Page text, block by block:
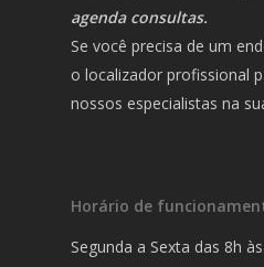
agenda consultas.
Se você precisa de um
o localizador profissional
nossos especialistas na
Horário de
Segunda a Sexta das 8h